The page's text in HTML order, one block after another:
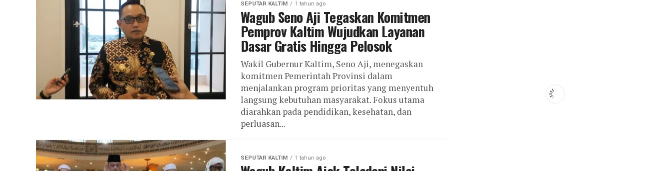
SEPUTAR KALTIM 1 tahun ago
Wagub Seno Aji Tegaskan Komitmen
Pemprov Kaltim Wujudkan Layanan
Dasar Gratis Hingga Pelosok
Wakil Gubernur Kaltim, Seno Aji, menegaskan
komitmen Pemerintah Provinsi dalam
menjalankan program prioritas yang menyentuh
langsung kebutuhan masyarakat. Fokus utama
diarahkan pada pendidikan, kesehatan, dan
perluasan...
SEPUTAR KALTIM 1 tahun ago